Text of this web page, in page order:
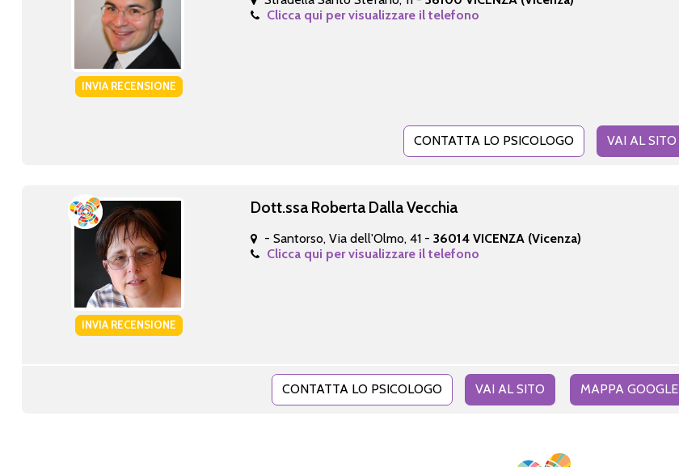
INVIA RECENSIONE
Clicca qui per visualizzare il telefono
CONTATTA LO PSICOLOGO VAI AL SITO
INVIA RECENSIONE
Dott.ssa Roberta Dalla Vecchia
- Santorso, Via dell'Olmo, 41 -36014 VICENZA (Vicenza)
Clicca qui per visualizzare il telefono
MAPPA GOOGLE
CONTATTA LO PSICOLOGO VAI AL SITO